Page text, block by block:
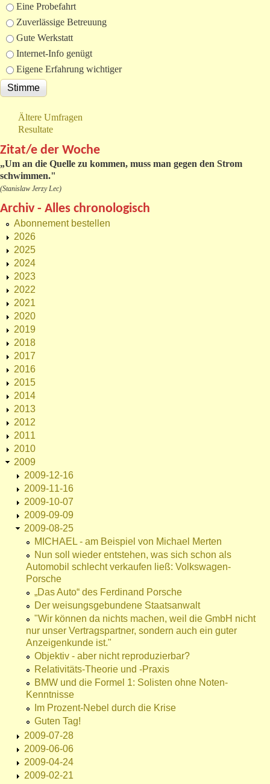
Eine Probefahrt
Zuverlässige Betreuung
Gute Werkstatt
Internet-Info genügt
Eigene Erfahrung wichtiger
Ältere Umfragen
Resultate
Zitat/e der Woche
„Um an die Quelle zu kommen, muss man gegen den Strom
schwimmen."
(Stanislaw Jerzy Lec)
Archiv - Alles chronologisch
Abonnement bestellen
2026
2025
2024
2023
2022
2021
2020
2019
2018
2017
2016
2015
2014
2013
2012
2011
2010
2009
2009-12-16
2009-11-16
2009-10-07
2009-09-09
2009-08-25
MICHAEL - am Beispiel von Michael Merten
Nun soll wieder entstehen, was sich schon als
Automobil schlecht verkaufen ließ: Volkswagen-
Porsche
„Das Auto“ des Ferdinand Porsche
Der weisungsgebundene Staatsanwalt
"Wir können da nichts machen, weil die GmbH nicht
nur unser Vertragspartner, sondern auch ein guter
Anzeigenkunde ist."
Objektiv - aber nicht reproduzierbar?
Relativitäts-Theorie und -Praxis
BMW und die Formel 1: Solisten ohne Noten-
Kenntnisse
Im Prozent-Nebel durch die Krise
Guten Tag!
2009-07-28
2009-06-06
2009-04-24
2009-02-21